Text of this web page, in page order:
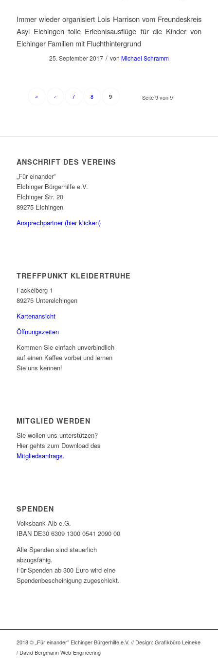
Immer wieder organisiert Lois Harrison vom Freundeskreis
Asyl Elchingen tolle Erlebnisausflüge für die Kinder von
Elchinger Familien mit Fluchthintergrund
25. September 2017 / von Michael Schramm
Seite 9 von 9
« ‹ 7 8 9
ANSCHRIFT DES VEREINS
„Für einander”
Elchinger Bürgerhilfe e.V.
Elchinger Str. 20
89275 Elchingen
Ansprechpartner (hier klicken)
TREFFPUNKT KLEIDERTRUHE
Fackelberg 1
89275 Unterelchingen
Kartenansicht
Öffnungszeiten
Kommen Sie einfach unverbindlich
auf einen Kaffee vorbei und lernen
Sie uns kennen!
MITGLIED WERDEN
Sie wollen uns unterstützen?
Hier gehts zum Download des
Mitgliedsantrags.
SPENDEN
Volksbank Alb e.G.
IBAN DE30 6309 1300 0541 2090 00
Alle Spenden sind steuerlich
abzugsfähig.
Für Spenden ab 300 Euro wird eine
Spendenbescheinigung zugeschickt.
2018 © „Für einander” Elchinger Bürgerhilfe e.V. // Design: Grafikbüro Leineke
/ David Bergmann Web-Engineering